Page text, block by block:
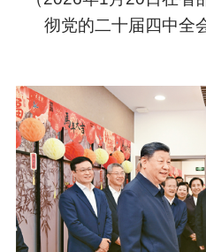
彻党的二十届四中全